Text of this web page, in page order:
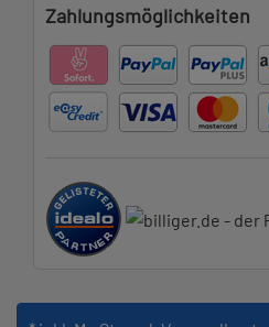
Zahlungsmöglichkeiten